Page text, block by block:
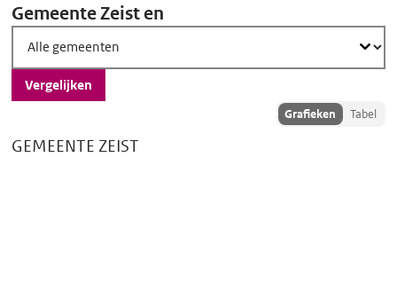
g
o
v
e
d
scores
Gemeente Zeist en
Vergelijken
Toon
Grafieken Tabel
GEMEENTE ZEIST